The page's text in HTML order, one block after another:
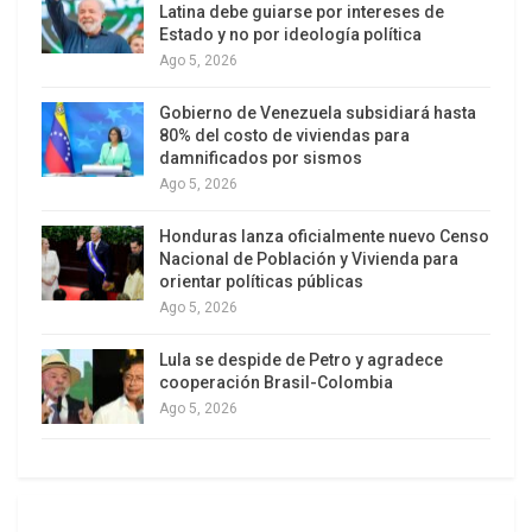
Creo que es urgente desarrollar un modelo más
efectivo para lograr un crecimiento fuerte,
personas.
Primero debemos reconsiderar cómo medimos el
porcentuales en el PIB o del promedio del ingreso
per cápita. El indicador del progreso debe medir
las mejoras tangibles en las vidas de las
Segundo, el pleno empleo, junto a la reducción de
la inflación y la estabilidad financiera, debe ser un
Latina debe guiarse por intereses de
Estado y no por ideología política
Ago 5, 2026
Gobierno de Venezuela subsidiará hasta
80% del costo de viviendas para
damnificados por sismos
Ago 5, 2026
Honduras lanza oficialmente nuevo Censo
Nacional de Población y Vivienda para
orientar políticas públicas
Ago 5, 2026
Lula se despide de Petro y agradece
cooperación Brasil-Colombia
Ago 5, 2026